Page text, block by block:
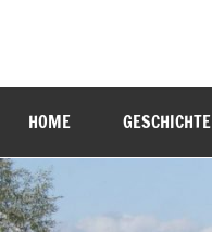
Labenz
Gemeinde
stellt
HOME GESCHICHTE